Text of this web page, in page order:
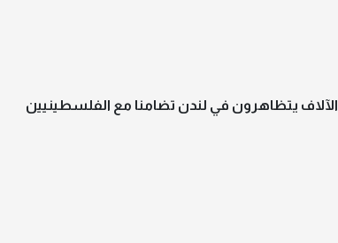
الآلاف يتظاهرون في لندن تضامنا مع الفلسطينيين